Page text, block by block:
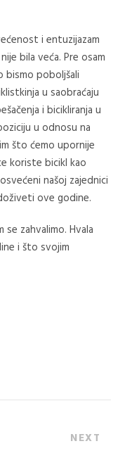
i entuzijazam
bila veća. Pre osam
bismo poboljšali
u saobraćaju
i bicikliranja u
u odnosu na
što ćemo upornije
koriste bicikl kao
našoj zajednici
ove godine.
zahvalimo. Hvala
i što svojim
NEXT